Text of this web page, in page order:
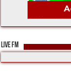
LIVE FM